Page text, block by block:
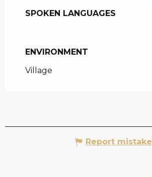
SPOKEN LANGUAGES
SPOKEN LANGUAGES
ENVIRONMENT
ENVIRONMENT
Village
Report mistake